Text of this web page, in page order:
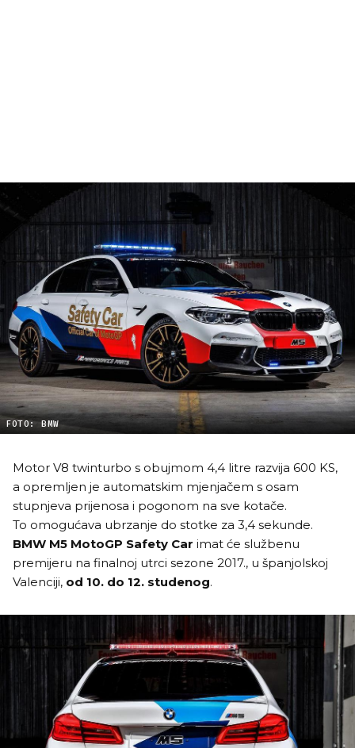
FOTO: BMW
Motor V8 twinturbo s obujmom 4,4 litre razvija 600 KS,
a opremljen je automatskim mjenjačem s osam
stupnjeva prijenosa i pogonom na sve kotače.
To omogućava ubrzanje do stotke za 3,4 sekunde.
BMW M5 MotoGP Safety Car imat će službenu
premijeru na finalnoj utrci sezone 2017., u španjolskoj
Valenciji, od 10. do 12. studenog.